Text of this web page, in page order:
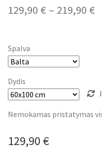
129,90 € – 219,90 €
Spalva
Dydis
Nemokamas pristatymas
129,90 €